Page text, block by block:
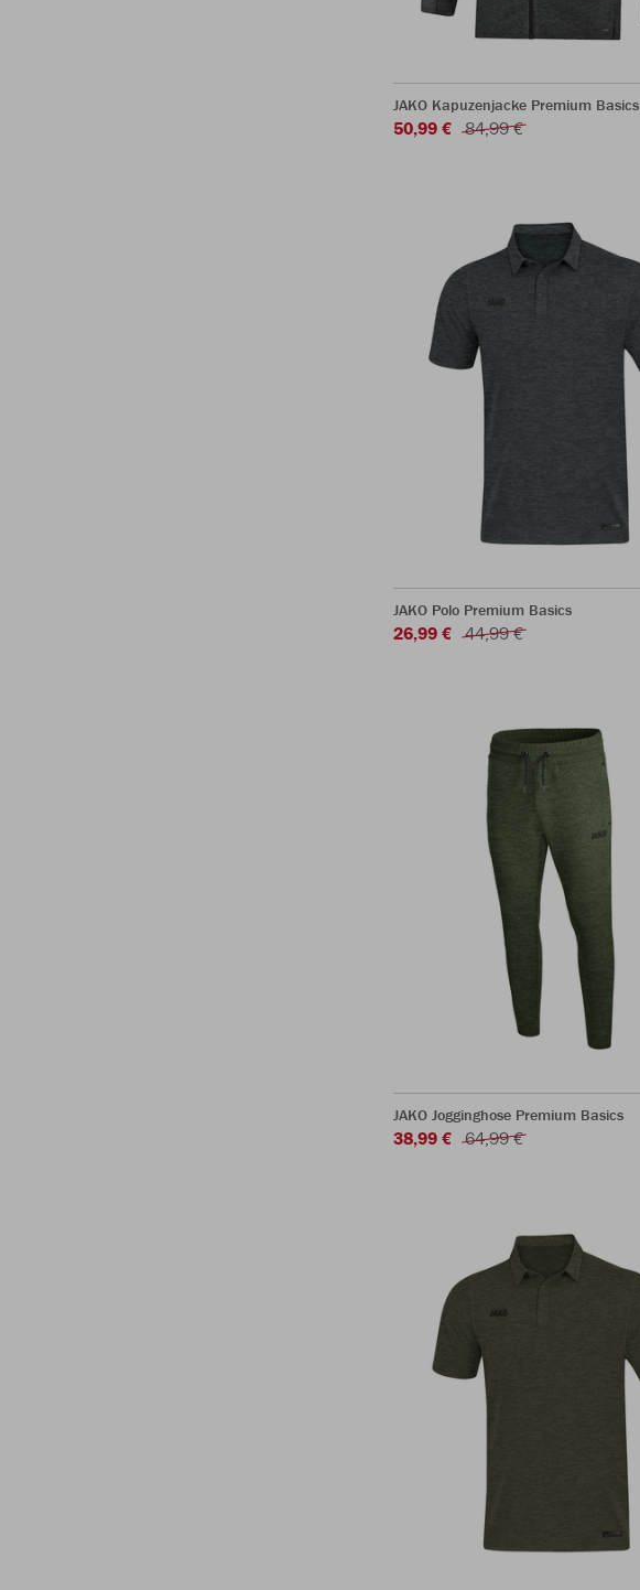
JAKO Kapuzenjacke Premium Basics
50,99 € 84,99 €
JAKO Polo Premium Basics
26,99 € 44,99 €
JAKO Jogginghose Premium Basics
38,99 € 64,99 €